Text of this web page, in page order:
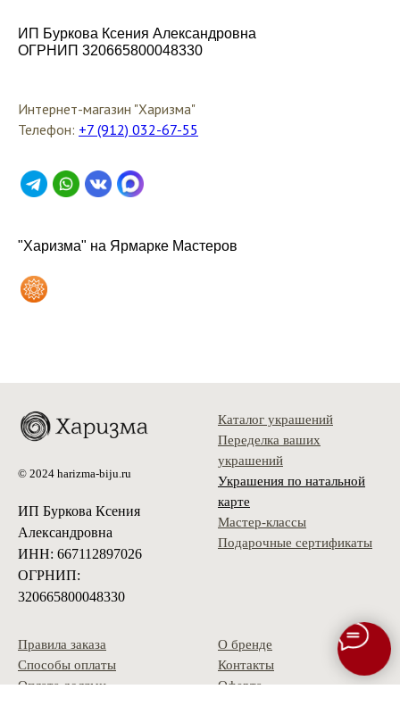
ИП Буркова Ксения Александровна
ОГРНИП 320665800048330
Интернет-магазин "Харизма"
Телефон: +7 (912) 032-67-55
"Харизма" на Ярмарке Мастеров
© 2024 harizma-biju.ru
ИП Буркова Ксения
Александровна
ИНН: 667112897026
ОГРНИП:
320665800048330
Каталог украшений
Переделка ваших
украшений
Украшения по натальной
карте
Мастер-классы
Подарочные сертификаты
Правила заказа
Способы оплаты
Оплата долями
О бренде
Контакты
Оферта